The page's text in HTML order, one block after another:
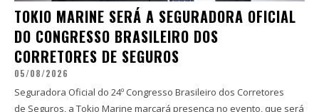
TOKIO MARINE SERÁ A SEGURADORA OFICIAL
DO CONGRESSO BRASILEIRO DOS
CORRETORES DE SEGUROS
05/08/2026
Seguradora Oficial do 24º Congresso Brasileiro dos Corretores
de Seguros, a Tokio Marine marcará presença no evento, que será